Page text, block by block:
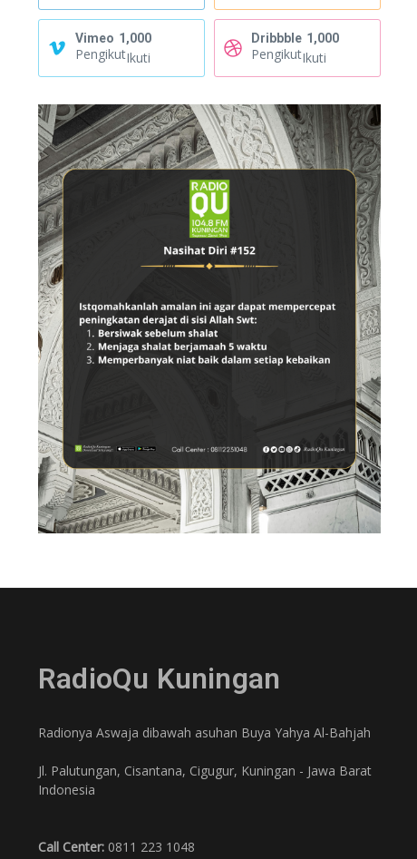
Vimeo 1,000
PengikutIkuti
Dribbble 1,000
PengikutIkuti
RadioQu Kuningan
Radionya Aswaja dibawah asuhan Buya Yahya Al-Bahjah
Jl. Palutungan, Cisantana, Cigugur, Kuningan - Jawa Barat
Indonesia
Call Center: 0811 223 1048